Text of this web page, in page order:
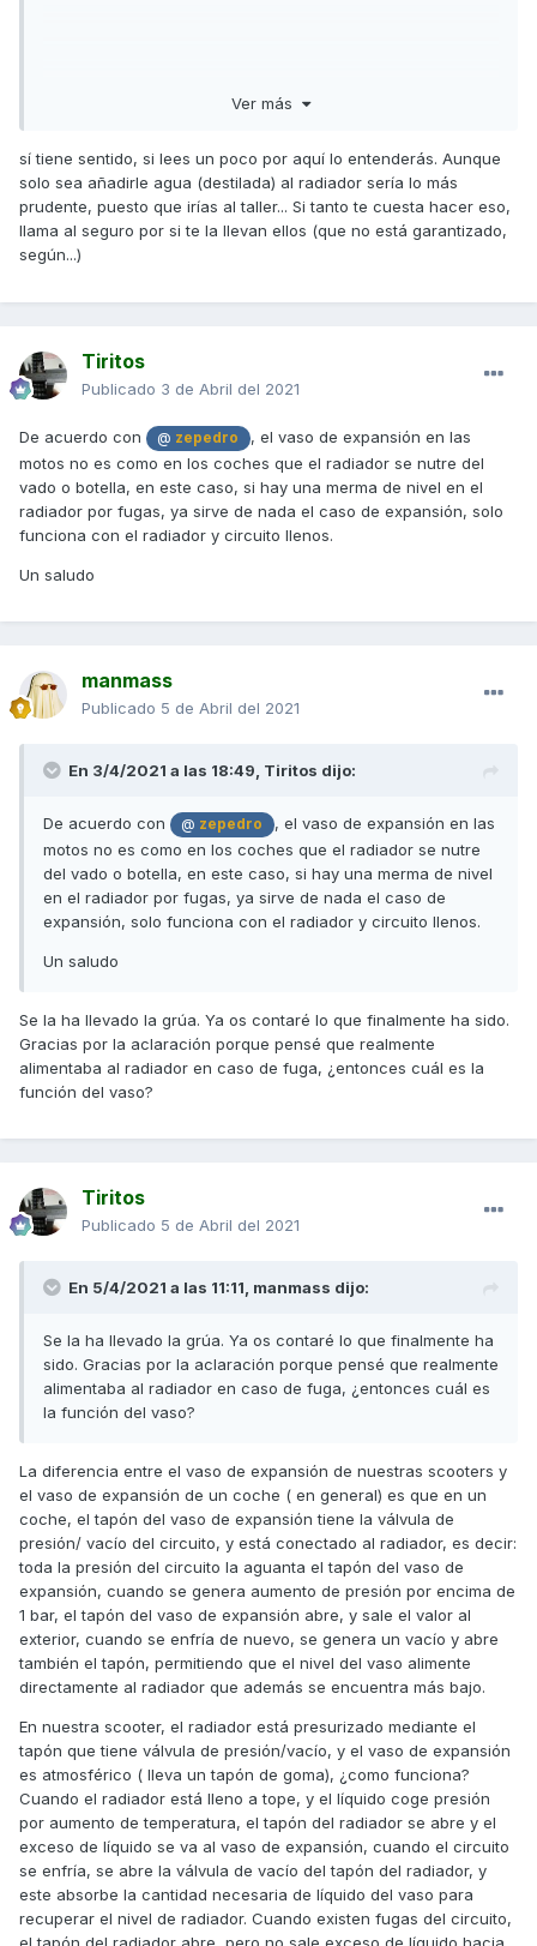
esta mañana he verificado en el garaje y no ha soltado ni
una gota de refrigerante. He verificado el nivel del vaso de
mitad (todo esto sin arrancar la moto). ¿tiene sentido que no
bote de expansión tenga líquido? si tiene sentido ¿podría
nivel del vaso sea correcto no tenga ningún aviso de
calentamiento en el cuadro?
Ver más
sí tiene sentido, si lees un poco por aquí lo entenderás. Aunque
solo sea añadirle agua (destilada) al radiador sería lo más
prudente, puesto que irías al taller... Si tanto te cuesta hacer eso,
llama al seguro por si te la llevan ellos (que no está garantizado,
según...)
Tiritos
Publicado 3 de Abril del 2021
De acuerdo con @ zepedro
, el vaso de expansión en las
motos no es como en los coches que el radiador se nutre del
vado o botella, en este caso, si hay una merma de nivel en el
radiador por fugas, ya sirve de nada el caso de expansión, solo
funciona con el radiador y circuito llenos.
Un saludo
manmass
Publicado 5 de Abril del 2021
En 3/4/2021 a las 18:49, Tiritos dijo:
De acuerdo con @ zepedro
, el vaso de expansión en las
motos no es como en los coches que el radiador se nutre
del vado o botella, en este caso, si hay una merma de nivel
en el radiador por fugas, ya sirve de nada el caso de
expansión, solo funciona con el radiador y circuito llenos.
Un saludo
Se la ha llevado la grúa. Ya os contaré lo que finalmente ha sido.
Gracias por la aclaración porque pensé que realmente
alimentaba al radiador en caso de fuga, ¿entonces cuál es la
función del vaso?
Tiritos
Publicado 5 de Abril del 2021
En 5/4/2021 a las 11:11, manmass dijo:
Se la ha llevado la grúa. Ya os contaré lo que finalmente ha
sido. Gracias por la aclaración porque pensé que realmente
alimentaba al radiador en caso de fuga, ¿entonces cuál es
la función del vaso?
La diferencia entre el vaso de expansión de nuestras scooters y
el vaso de expansión de un coche ( en general) es que en un
coche, el tapón del vaso de expansión tiene la válvula de
presión/ vacío del circuito, y está conectado al radiador, es decir:
toda la presión del circuito la aguanta el tapón del vaso de
expansión, cuando se genera aumento de presión por encima de
1 bar, el tapón del vaso de expansión abre, y sale el valor al
exterior, cuando se enfría de nuevo, se genera un vacío y abre
también el tapón, permitiendo que el nivel del vaso alimente
directamente al radiador que además se encuentra más bajo.
En nuestra scooter, el radiador está presurizado mediante el
tapón que tiene válvula de presión/vacío, y el vaso de expansión
es atmosférico ( lleva un tapón de goma), ¿como funciona?
Cuando el radiador está lleno a tope, y el líquido coge presión
por aumento de temperatura, el tapón del radiador se abre y el
exceso de líquido se va al vaso de expansión, cuando el circuito
se enfría, se abre la válvula de vacío del tapón del radiador, y
este absorbe la cantidad necesaria de líquido del vaso para
recuperar el nivel de radiador. Cuando existen fugas del circuito,